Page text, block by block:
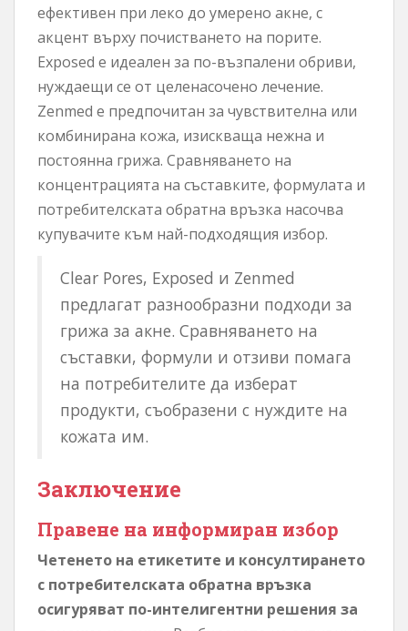
ефективен при леко до умерено акне, с
акцент върху почистването на порите.
Exposed е идеален за по-възпалени обриви,
нуждаещи се от целенасочено лечение.
Zenmed е предпочитан за чувствителна или
комбинирана кожа, изискваща нежна и
постоянна грижа. Сравняването на
концентрацията на съставките, формулата и
потребителската обратна връзка насочва
купувачите към най-подходящия избор.
Clear Pores, Exposed и Zenmed
предлагат разнообразни подходи за
грижа за акне. Сравняването на
съставки, формули и отзиви помага
на потребителите да изберат
продукти, съобразени с нуждите на
кожата им.
Заключение
Правене на информиран избор
Четенето на етикетите и консултирането
с потребителската обратна връзка
осигуряват по-интелигентни решения за